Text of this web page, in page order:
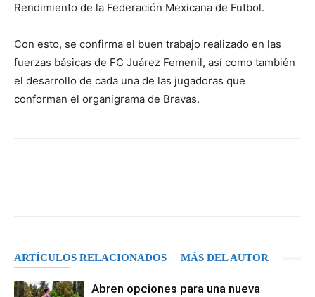
Rendimiento de la Federación Mexicana de Futbol.
Con esto, se confirma el buen trabajo realizado en las
fuerzas básicas de FC Juárez Femenil, así como también
el desarrollo de cada una de las jugadoras que
conforman el organigrama de Bravas.
ARTÍCULOS RELACIONADOS MÁS DEL AUTOR
Abren opciones para una nueva